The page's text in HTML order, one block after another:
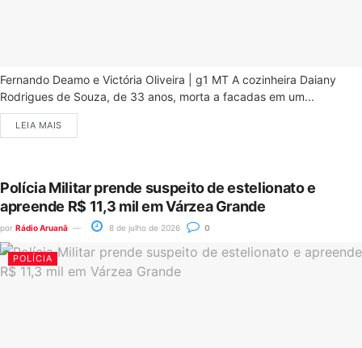
Fernando Deamo e Victória Oliveira | g1 MT A cozinheira Daiany
Rodrigues de Souza, de 33 anos, morta a facadas em um...
LEIA MAIS
Polícia Militar prende suspeito de estelionato e
apreende R$ 11,3 mil em Várzea Grande
por Rádio Aruanã 8 de julho de 2026 0
POLÍCIA